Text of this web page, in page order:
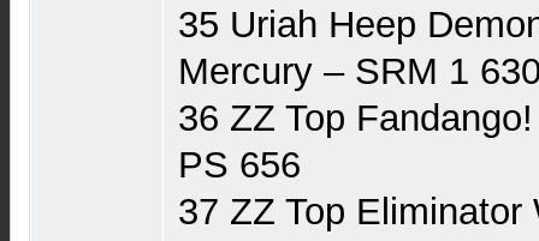
35 Uriah Heep
Mercury ‎– SRM 1
36 ZZ Top
PS 656
37 ZZ Top Eliminator